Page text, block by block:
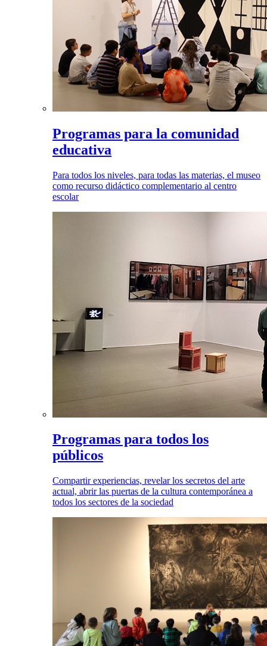
Programas para la comunidad
educativa
Para todos los niveles, para todas las materias, el museo
como recurso didáctico complementario al centro
escolar
Programas para todos los
públicos
Compartir experiencias, revelar los secretos del arte
actual, abrir las puertas de la cultura contemporánea a
todos los sectores de la sociedad